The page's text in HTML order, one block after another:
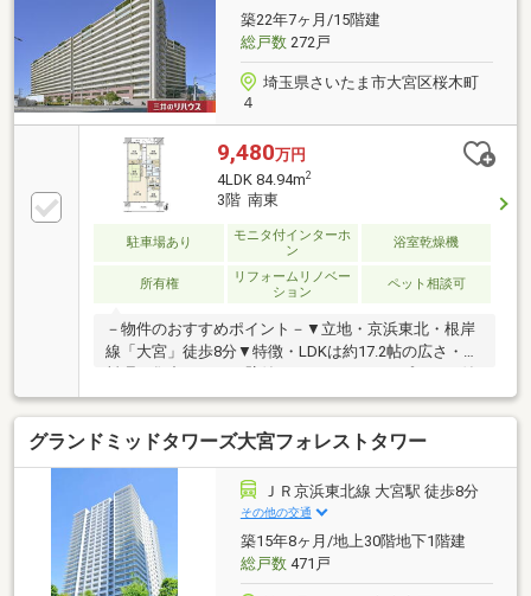
築22年7ヶ月/15階建
総戸数272戸
埼玉県さいたま市大宮区桜木町
４
9,480万円
4LDK 84.94m2
3階 南東
駐車場あり
モニタ付インターホ
ン
浴室乾燥機
所有権
リフォームリノベー
ション
ペット相談可
－物件のおすすめポイント－▼立地・京浜東北・根岸
線「大宮」徒歩8分▼特徴・LDKは約17.2帖の広さ・お
バルコニー・玄関ポーチ有・24時間セキュリティシス
テム採用・ペット飼育可(細則有)▼室内リフォーム内
容【2026年7月】＜交換＞キッチン、洗面化粧台、畳
＜その他＞全室クロス貼替、ハウスクリーニング 他
【2023年9月】UB・トイレ交換▼周辺環境・さいたま
市立桜木小学校 徒歩4分(約300m)■ ご希望の住まい探
しをお手伝いします ━━━━━・・・物件の詳細・ご
相談はお気軽にお問い合わせください。
グランドミッドタワーズ大宮フォレストタワー
ＪＲ京浜東北線 大宮駅 徒歩8分
その他の交通
築15年8ヶ月/地上30階地下1階建
総戸数471戸